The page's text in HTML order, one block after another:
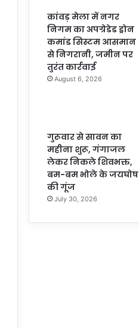
कांवड़ मेला में नगर
निगम का अपग्रेडेड ड्रोन
कमांड सिस्टम आसमान
से निगरानी, जमीन पर
तुरंत कार्रवाई
August 6, 2026
गुरूवार से सावन का
महीना शुरू, गंगाजल
लेकर निकले शिवभक्त,
बम-बम भोले के जयघोष
की गूंज
July 30, 2026